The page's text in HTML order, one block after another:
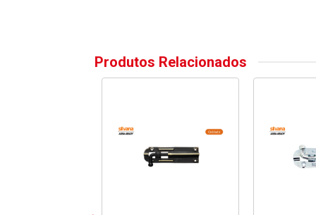
Produtos Relacionados